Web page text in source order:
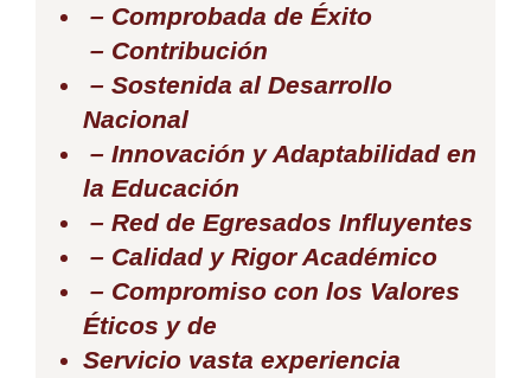
– Comprobada de Éxito
– Contribución
– Sostenida al Desarrollo
Nacional
– Innovación y Adaptabilidad en
la Educación
– Red de Egresados Influyentes
– Calidad y Rigor Académico
– Compromiso con los Valores
Éticos y de
Servicio vasta experiencia